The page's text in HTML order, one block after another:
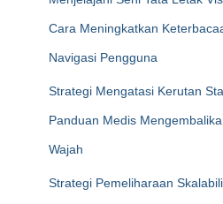
Cara Meningkatkan
Navigasi Pengguna
Strategi Mengatasi Kerutan
Panduan Medis
Wajah
Strategi Pemeliharaan